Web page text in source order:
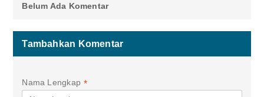
Belum Ada Komentar
Tambahkan Komentar
Nama Lengkap *